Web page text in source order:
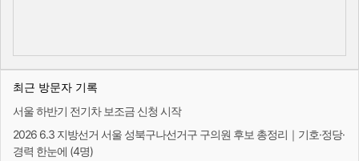
최근 방문자 기록
서울 하반기 전기차 보조금 신청 시작
2026 6.3 지방선거 서울 성북구나선거구 구의원 후보 총정리｜기호·정당·
경력 한눈에 (4명)